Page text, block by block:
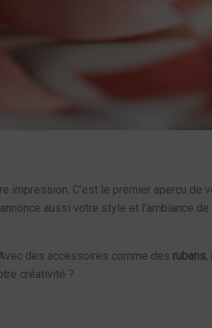
C’est le premier aperçu de
aussi votre style et l’ambiance
des accessoires comme des rubans,
créativité ?